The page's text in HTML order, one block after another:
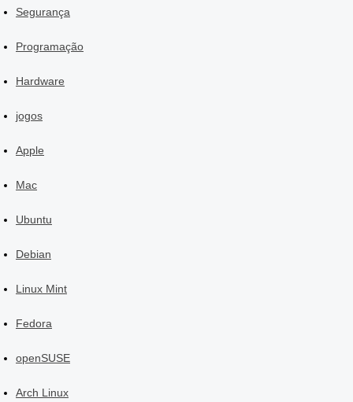
Segurança
Programação
Hardware
jogos
Apple
Mac
Ubuntu
Debian
Linux Mint
Fedora
openSUSE
Arch Linux